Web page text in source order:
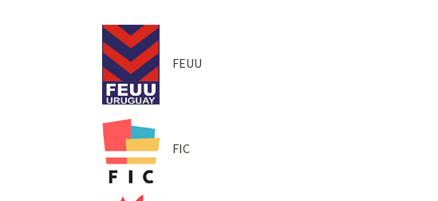
FEUU
FIC